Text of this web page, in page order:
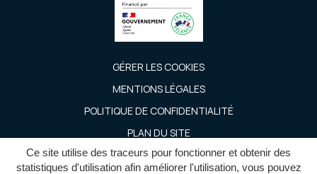
Ce site utilise des traceurs pour fonctionner et obtenir des
statistiques d'utilisation afin améliorer l'utilisation, vous pouvez
GÉRER LES COOKIES
MENTIONS LÉGALES
POLITIQUE DE CONFIDENTIALITÉ
PLAN DU SITE
ACCESSIBILITÉ : PARTIELLEMENT CONFORME